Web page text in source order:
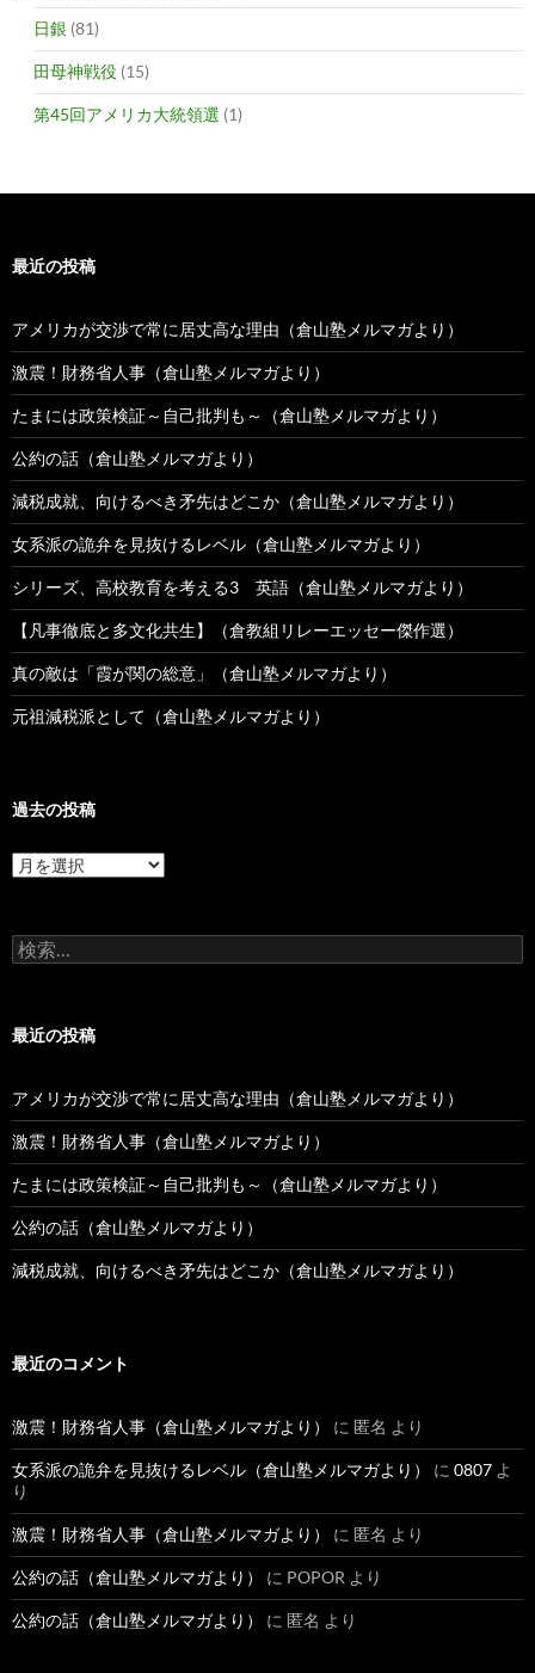
日銀 (81)
田母神戦役 (15)
第45回アメリカ大統領選 (1)
最近の投稿
アメリカが交渉で常に居丈高な理由（倉山塾メルマガより）
激震！財務省人事（倉山塾メルマガより）
たまには政策検証～自己批判も～（倉山塾メルマガより）
公約の話（倉山塾メルマガより）
減税成就、向けるべき矛先はどこか（倉山塾メルマガより）
女系派の詭弁を見抜けるレベル（倉山塾メルマガより）
シリーズ、高校教育を考える3 英語（倉山塾メルマガより）
【凡事徹底と多文化共生】（倉教組リレーエッセー傑作選）
真の敵は「霞が関の総意」（倉山塾メルマガより）
元祖減税派として（倉山塾メルマガより）
過去の投稿
過
去
稿
検
索:
最近の投稿
アメリカが交渉で常に居丈高な理由（倉山塾メルマガより）
激震！財務省人事（倉山塾メルマガより）
たまには政策検証～自己批判も～（倉山塾メルマガより）
公約の話（倉山塾メルマガより）
減税成就、向けるべき矛先はどこか（倉山塾メルマガより）
最近のコメント
激震！財務省人事（倉山塾メルマガより） に 匿名 より
女系派の詭弁を見抜けるレベル（倉山塾メルマガより） に 0807 よ
り
激震！財務省人事（倉山塾メルマガより） に 匿名 より
公約の話（倉山塾メルマガより） に POPOR より
公約の話（倉山塾メルマガより） に 匿名 より